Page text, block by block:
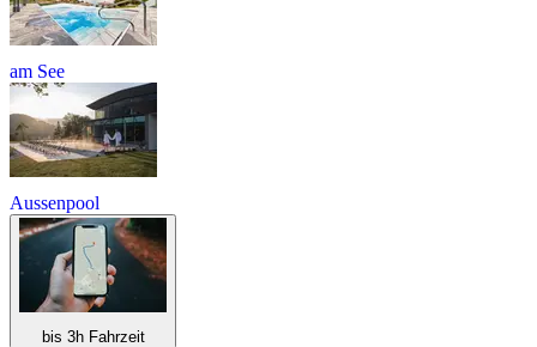
am See
Aussenpool
bis 3h Fahrzeit